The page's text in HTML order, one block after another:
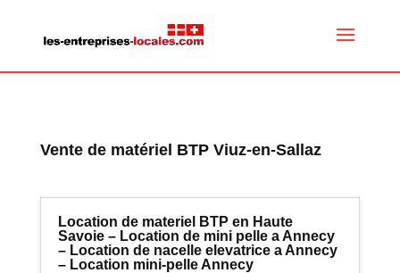
Vente de matériel BTP Viuz-en-Sallaz
Location de materiel BTP en Haute
Savoie – Location de mini pelle a Annecy
– Location de nacelle elevatrice a Annecy
– Location mini-pelle Annecy